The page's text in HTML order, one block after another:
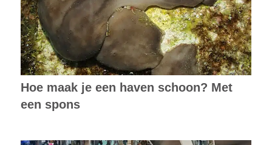
Hoe maak je een haven schoon? Met
een spons